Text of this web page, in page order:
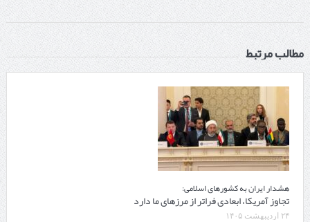
مطالب مرتبط
هشدار ایران به کشورهای اسلامی:
تجاوز آمریکا، ابعادی فراتر از مرزهای ما دارد
۲۴ اردیبهشت ۱۴۰۵